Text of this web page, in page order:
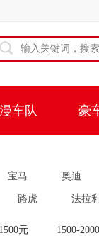
车队 豪
宝马 奥迪
路虎 法拉
元 1500-